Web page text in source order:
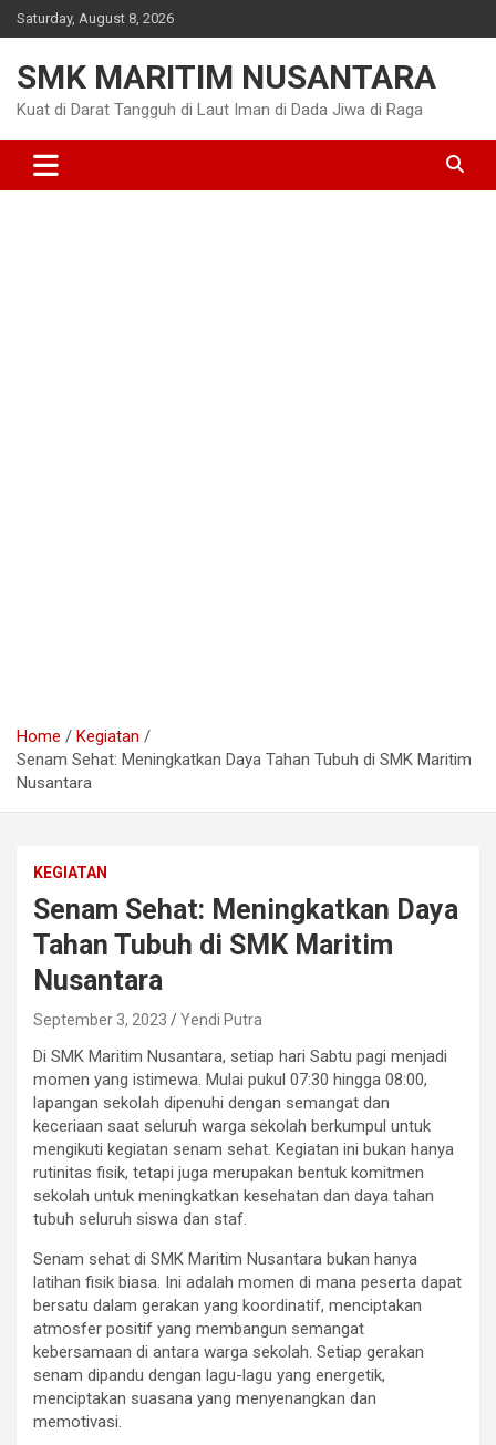
Skip
to
Saturday, August 8, 2026
SMK MARITIM NUSANTARA
Kuat di Darat Tangguh di Laut Iman di Dada Jiwa di Raga
Home
Kegiatan
Senam Sehat: Meningkatkan Daya Tahan Tubuh di SMK Maritim
Nusantara
KEGIATAN
Senam Sehat: Meningkatkan Daya
Tahan Tubuh di SMK Maritim
Nusantara
September 3, 2023 Yendi Putra
Di SMK Maritim Nusantara, setiap hari Sabtu pagi menjadi
momen yang istimewa. Mulai pukul 07:30 hingga 08:00,
lapangan sekolah dipenuhi dengan semangat dan
keceriaan saat seluruh warga sekolah berkumpul untuk
mengikuti kegiatan senam sehat. Kegiatan ini bukan hanya
rutinitas fisik, tetapi juga merupakan bentuk komitmen
sekolah untuk meningkatkan kesehatan dan daya tahan
tubuh seluruh siswa dan staf.
Senam sehat di SMK Maritim Nusantara bukan hanya
latihan fisik biasa. Ini adalah momen di mana peserta dapat
bersatu dalam gerakan yang koordinatif, menciptakan
atmosfer positif yang membangun semangat
kebersamaan di antara warga sekolah. Setiap gerakan
senam dipandu dengan lagu-lagu yang energetik,
menciptakan suasana yang menyenangkan dan
memotivasi.